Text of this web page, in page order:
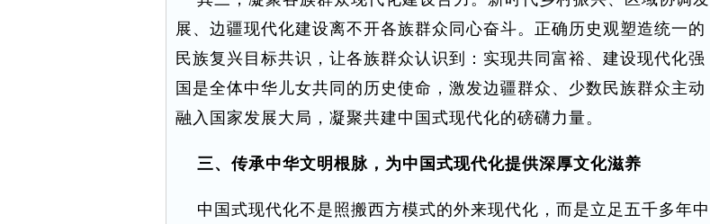
展、边疆现代化建设离不开各族群众同心奋斗。正确历史观塑造统一的
民族复兴目标共识，让各族群众认识到：实现共同富裕、建设现代化强
国是全体中华儿女共同的历史使命，激发边疆群众、少数民族群众主动
融入国家发展大局，凝聚共建中国式现代化的磅礴力量。
三、传承中华文明根脉，为中国式现代化提供深厚文化滋养
中国式现代化不是照搬西方模式的外来现代化，而是立足五千多年中